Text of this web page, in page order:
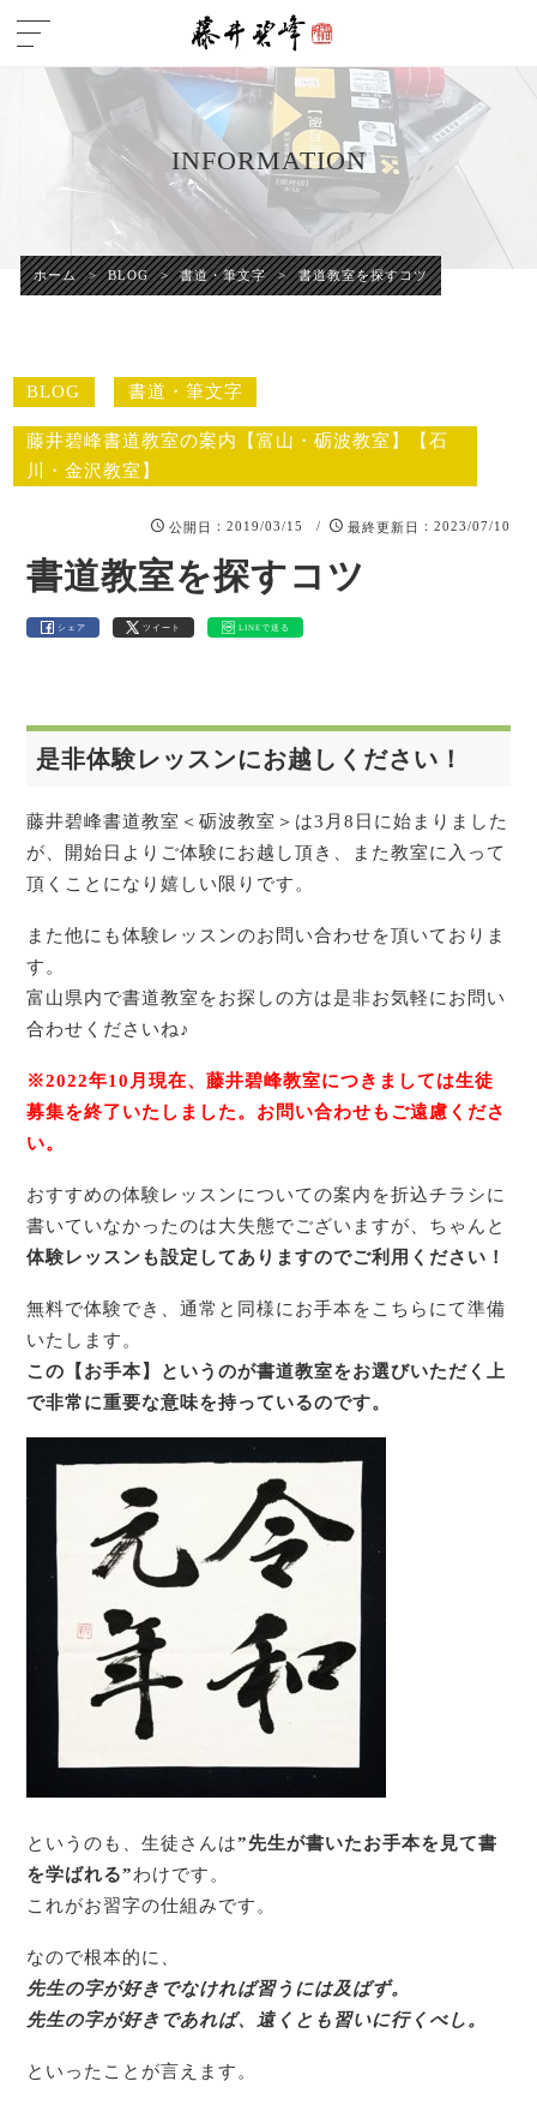
INFORMATION
ホーム > BLOG > 書道・筆文字 > 書道教室を探すコツ
BLOG 書道・筆文字
藤井碧峰書道教室の案内【富山・砺波教室】【石
川・金沢教室】
公開日 ：2019/03/15 / 最終更新日 ：2023/07/10
書道教室を探すコツ
シェア ツイート LINEで送る
是非体験レッスンにお越しください！
藤井碧峰書道教室＜砺波教室＞は3月8日に始まりました
が、開始日よりご体験にお越し頂き、また教室に入って
頂くことになり嬉しい限りです。
また他にも体験レッスンのお問い合わせを頂いておりま
す。
富山県内で書道教室をお探しの方は是非お気軽にお問い
合わせくださいね♪
※2022年10月現在、藤井碧峰教室につきましては生徒
募集を終了いたしました。お問い合わせもご遠慮くださ
い。
おすすめの体験レッスンについての案内を折込チラシに
書いていなかったのは大失態でございますが、ちゃんと
体験レッスンも設定してありますのでご利用ください！
無料で体験でき、通常と同様にお手本をこちらにて準備
いたします。
この【お手本】というのが書道教室をお選びいただく上
で非常に重要な意味を持っているのです。
というのも、生徒さんは”先生が書いたお手本を見て書
を学ばれる”わけです。
これがお習字の仕組みです。
なので根本的に、
先生の字が好きでなければ習うには及ばず。
先生の字が好きであれば、遠くとも習いに行くべし。
といったことが言えます。